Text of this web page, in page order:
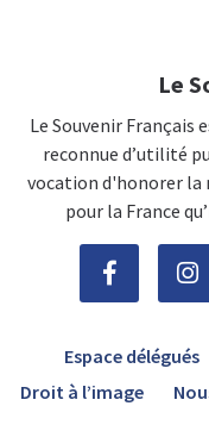
Le
Le Souvenir Français
reconnue d’utilité
vocation d'honorer la
pour la France
Espace délégués
Droit à l’image